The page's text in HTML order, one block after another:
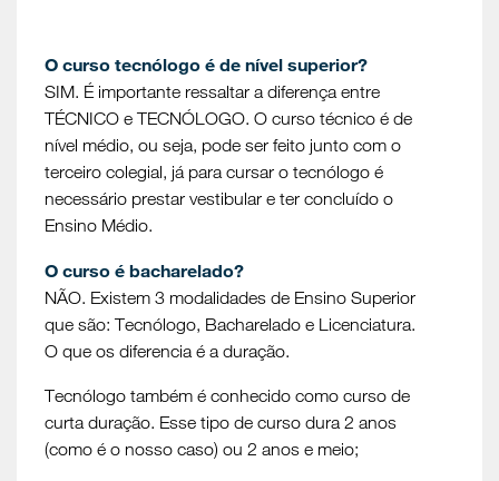
O curso tecnólogo é de nível superior?
SIM. É importante ressaltar a diferença entre
TÉCNICO e TECNÓLOGO. O curso técnico é de
nível médio, ou seja, pode ser feito junto com o
terceiro colegial, já para cursar o tecnólogo é
necessário prestar vestibular e ter concluído o
Ensino Médio.
O curso é bacharelado?
NÃO. Existem 3 modalidades de Ensino Superior
que são: Tecnólogo, Bacharelado e Licenciatura.
O que os diferencia é a duração.
Tecnólogo também é conhecido como curso de
curta duração. Esse tipo de curso dura 2 anos
(como é o nosso caso) ou 2 anos e meio;